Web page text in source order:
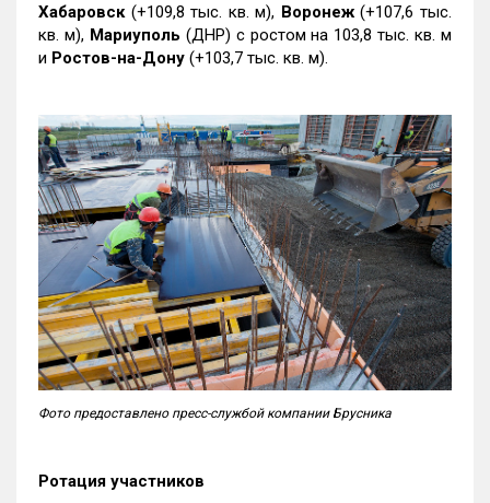
Хабаровск (+109,8 тыс. кв. м), Воронеж(+107,6 тыс.
кв. м), Мариуполь (ДНР) с ростом на 103,8 тыс. кв. м
и Ростов-на-Дону (+103,7 тыс. кв. м).
Фото предоставлено пресс-службой компании Брусника
Ротация участников